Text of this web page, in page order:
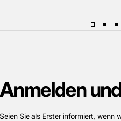
Anmeldenund
Seien Sie als Erster informiert, wenn